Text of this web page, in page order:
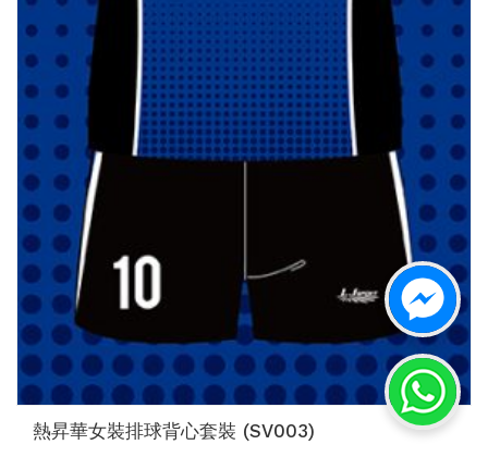
熱昇華女裝排球背心套裝 (SV003)